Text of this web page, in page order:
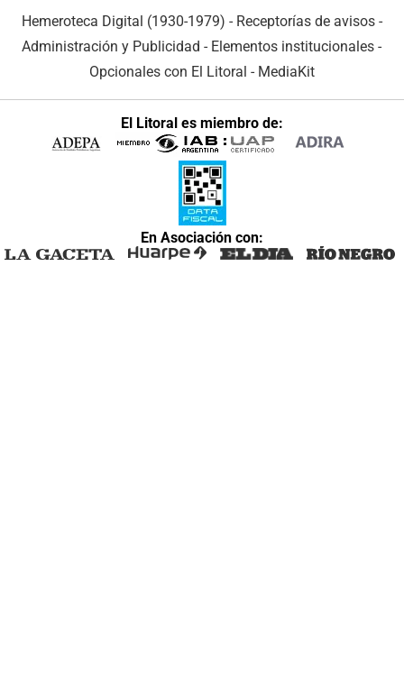
Hemeroteca Digital (1930-1979) - Receptorías de avisos -
Administración y Publicidad - Elementos institucionales -
Opcionales con El Litoral - MediaKit
El Litoral es miembro de:
En Asociación con: